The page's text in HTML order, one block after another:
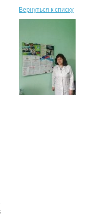
Вернуться к списку